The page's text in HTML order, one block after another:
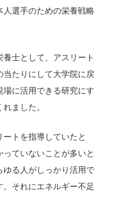
人選手のための栄養戦略
士として、アスリート
たりにして大学院に戻
場に活用できる研究にす
ました。
トを指導していたと
ていないことが多いと
る人がしっかり活用で
それにエネルギー不足